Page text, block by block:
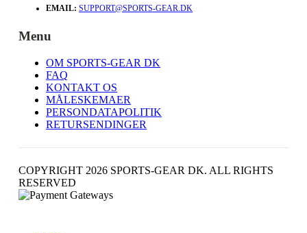
EMAIL: SUPPORT@SPORTS-GEAR.DK
Menu
OM SPORTS-GEAR DK
FAQ
KONTAKT OS
MÅLESKEMAER
PERSONDATAPOLITIK
RETURSENDINGER
COPYRIGHT 2026 SPORTS-GEAR DK. ALL RIGHTS
RESERVED